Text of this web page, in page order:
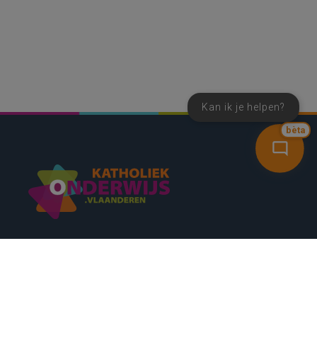
bèta
Kan ik je helpen?